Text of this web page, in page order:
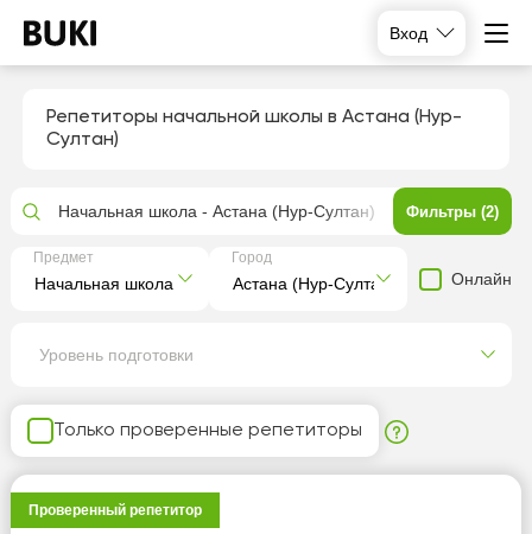
Вход
Репетиторы начальной школы в Астана (Нур-
Султан)
Только проверенные репетиторы
Проверенный репетитор
Начальная школа - Астана (Нур-Султан) Фильтры (2)
Предмет Город
Онлайн
Уровень подготовки